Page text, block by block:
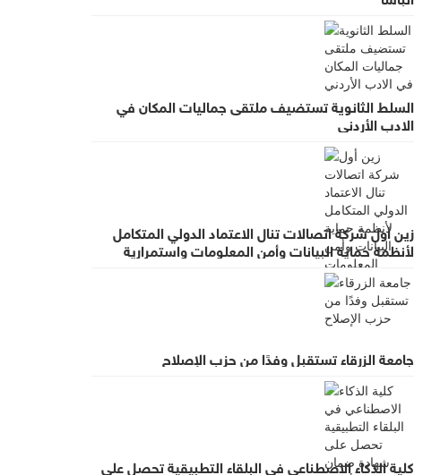
السلط الثانوية تستضيف ملتقى جماليات المكان في
الادب الأردني
زين أول شركة اتصالات تنال الاعتماد الدولي المتكامل
لأنظمة حماية البيانات وأمن المعلومات واستمرارية
الأعمال
جامعة الزرقاء تستقبل وفدًا من حزب الإصلاح
كلية الذكاء الاصطناعي في البلقاء التطبيقية تحصل على